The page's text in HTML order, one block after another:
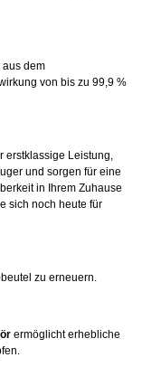
dem
von bis zu 99,9 %
erstklassige Leistung,
und sorgen für eine
in Ihrem Zuhause
sich noch heute für
zu erneuern.
ermöglicht erhebliche